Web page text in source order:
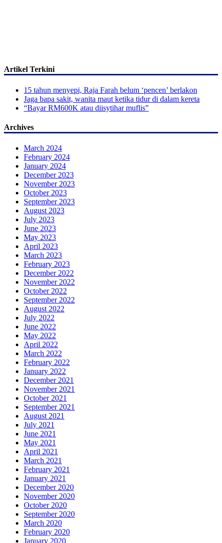
Artikel Terkini
15 tahun menyepi, Raja Farah belum ‘pencen’ berlakon
Jaga bapa sakit, wanita maut ketika tidur di dalam kereta
“Bayar RM600K atau diisytihar muflis”
Archives
March 2024
February 2024
January 2024
December 2023
November 2023
October 2023
September 2023
August 2023
July 2023
June 2023
May 2023
April 2023
March 2023
February 2023
December 2022
November 2022
October 2022
September 2022
August 2022
July 2022
June 2022
May 2022
April 2022
March 2022
February 2022
January 2022
December 2021
November 2021
October 2021
September 2021
August 2021
July 2021
June 2021
May 2021
April 2021
March 2021
February 2021
January 2021
December 2020
November 2020
October 2020
September 2020
March 2020
February 2020
January 2020